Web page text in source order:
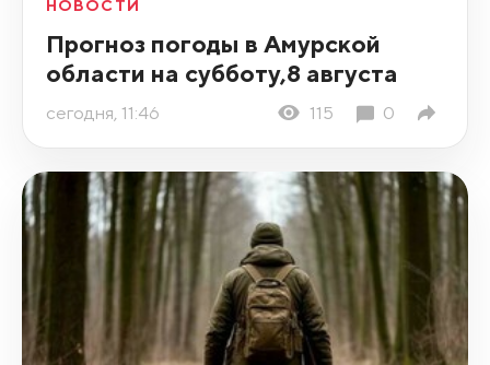
НОВОСТИ
Прогноз погоды в Амурской
области на субботу,8 августа
сегодня, 11:46 115 0